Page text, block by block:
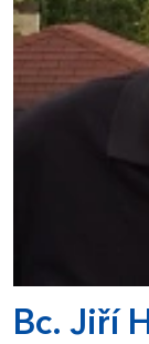
Bc. Jiří